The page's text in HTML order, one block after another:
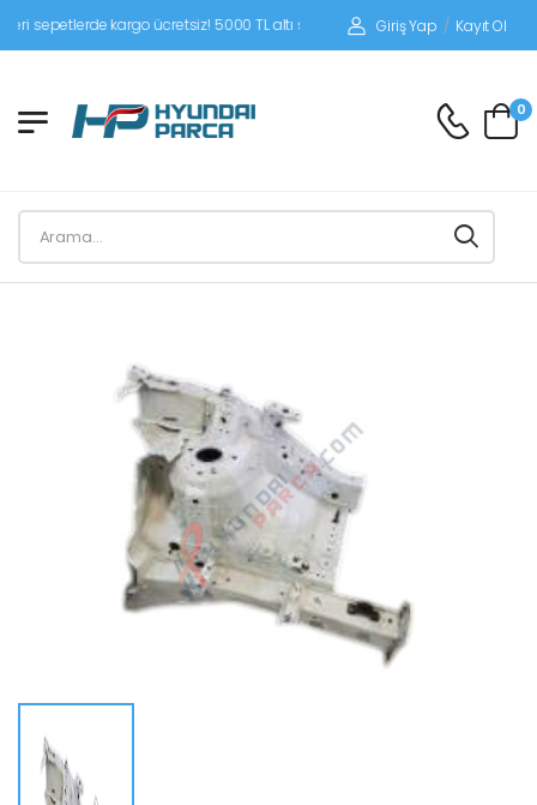
kargo ücretsiz! 5000 TL altı siparişlerinizde siparişleriniz alıcı
Giriş Yap / Kayıt Ol
0